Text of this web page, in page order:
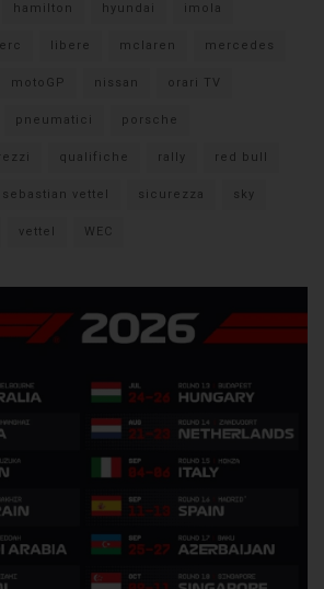
hamilton hyundai imola
libere mclaren mercedes
motoGP nissan orari TV
pneumatici porsche
qualifiche rally red bull
sebastian vettel sicurezza sky
vettel WEC